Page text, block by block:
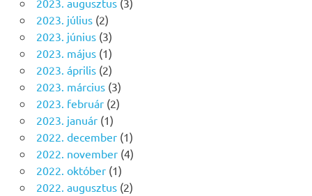
2023. augusztus(3)
2023. július(2)
2023. június(3)
2023. május(1)
2023. április(2)
2023. március(3)
2023. február(2)
2023. január(1)
2022. december(1)
2022. november(4)
2022. október(1)
2022. augusztus(2)